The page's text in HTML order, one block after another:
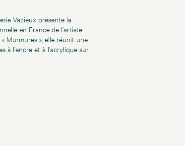
Vazieux présente la
en France de l’artiste
Murmures », elle réunit une
à l’encre et à l’acrylique sur